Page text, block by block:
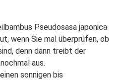
Pseudosasa japonica
wenn Sie mal überprüfen, ob
denn dann treibt der
aus.
sonnigen bis